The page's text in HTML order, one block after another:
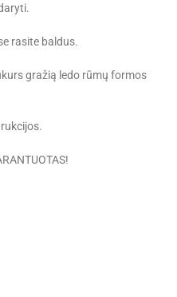
rasite baldus.
gražią ledo rūmų formos